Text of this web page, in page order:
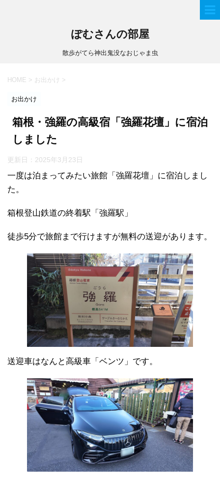
ぽむさんの部屋
散歩がてら神出鬼没なおじゃま虫
HOME > お出かけ >
お出かけ
箱根・強羅の高級宿「強羅花壇」に宿泊
しました
更新日： 2025年3月23日
一度は泊まってみたい旅館「強羅花壇」に宿泊しまし
た。
箱根登山鉄道の終着駅「強羅駅」
徒歩5分で旅館まで行けますが無料の送迎があります。
送迎車はなんと高級車「ベンツ」です。